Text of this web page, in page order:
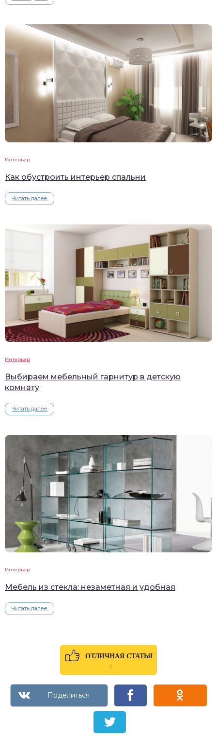
Интерьер
Как обустроить интерьер спальни
Читать далее
Интерьер
Выбираем мебельный гарнитур в детскую
комнату
Читать далее
Интерьер
Мебель из стекла: незаметная и удобная
Читать далее
ОТЛИЧНАЯ СТАТЬЯ
0